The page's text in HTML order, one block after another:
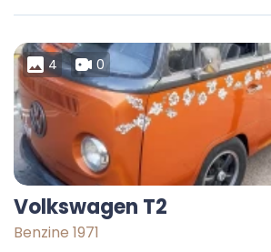
4 0
Volkswagen T2
Benzine 1971